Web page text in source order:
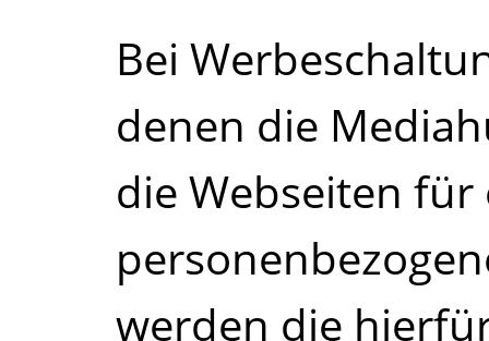
Bei
denen die
die Webseiten
werden die